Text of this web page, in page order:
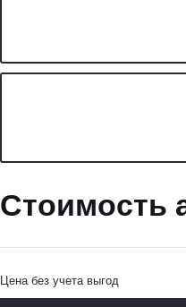
Стоимость
Цена без учета выгод